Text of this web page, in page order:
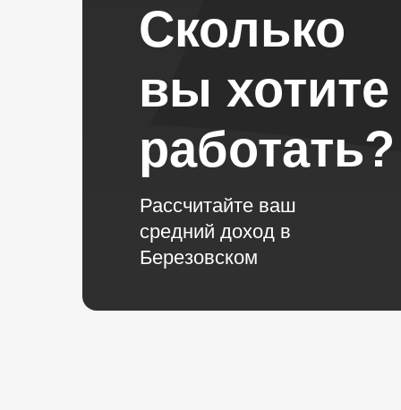
Сколько
вы хотите
работать?
Рассчитайте ваш
средний доход в
Березовском